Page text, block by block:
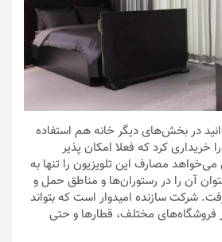
در بخش‌های دیگر خانه هم استفاده
خریداری کرد که فعلا امکان پذیر
مصارف این تلویزیون را تنها به
آن را در رستوران‌ها و مناطق حمل و
شرکت سازنده امیدوار است که بتواند
فروشگاه‌های مختلف، قطارها و حتی